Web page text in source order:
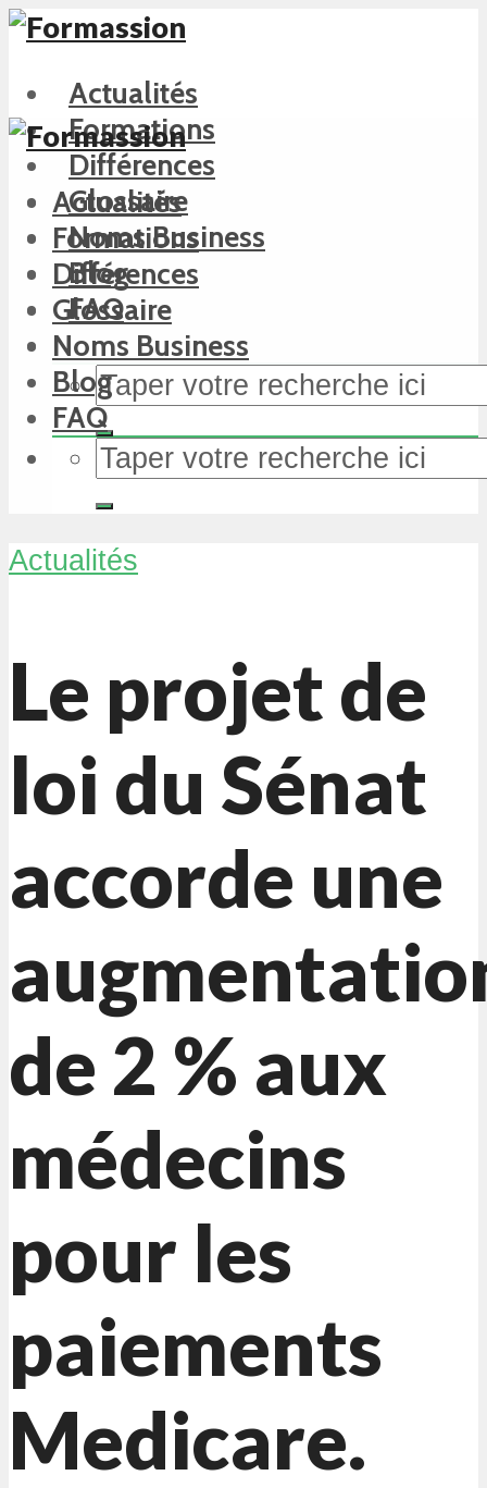
Actualités
Formations
Différences
Glossaire
Noms Business
Blog
FAQ
Actualités
Formations
Différences
Glossaire
Noms Business
Blog
FAQ
Actualités
Le projet de
loi du Sénat
accorde une
de 2 % aux
médecins
pour les
paiements
Medicare.